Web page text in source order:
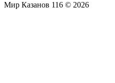
Мир Казанов 116 © 2026